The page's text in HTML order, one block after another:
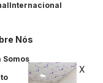
Internacional
Nós
Somos
X